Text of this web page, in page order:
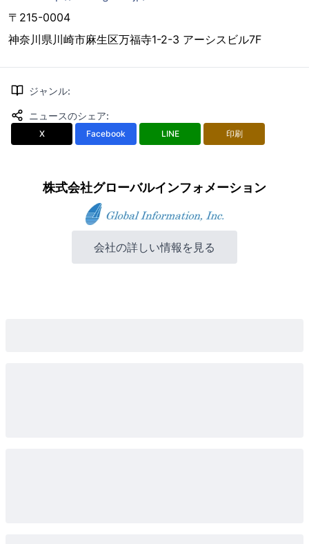
〒215-0004
神奈川県川崎市麻生区万福寺1-2-3 アーシスビル7F
ジャンル:
ニュースのシェア:
X Facebook LINE 印刷
株式会社グローバルインフォメーション
会社の詳しい情報を見る